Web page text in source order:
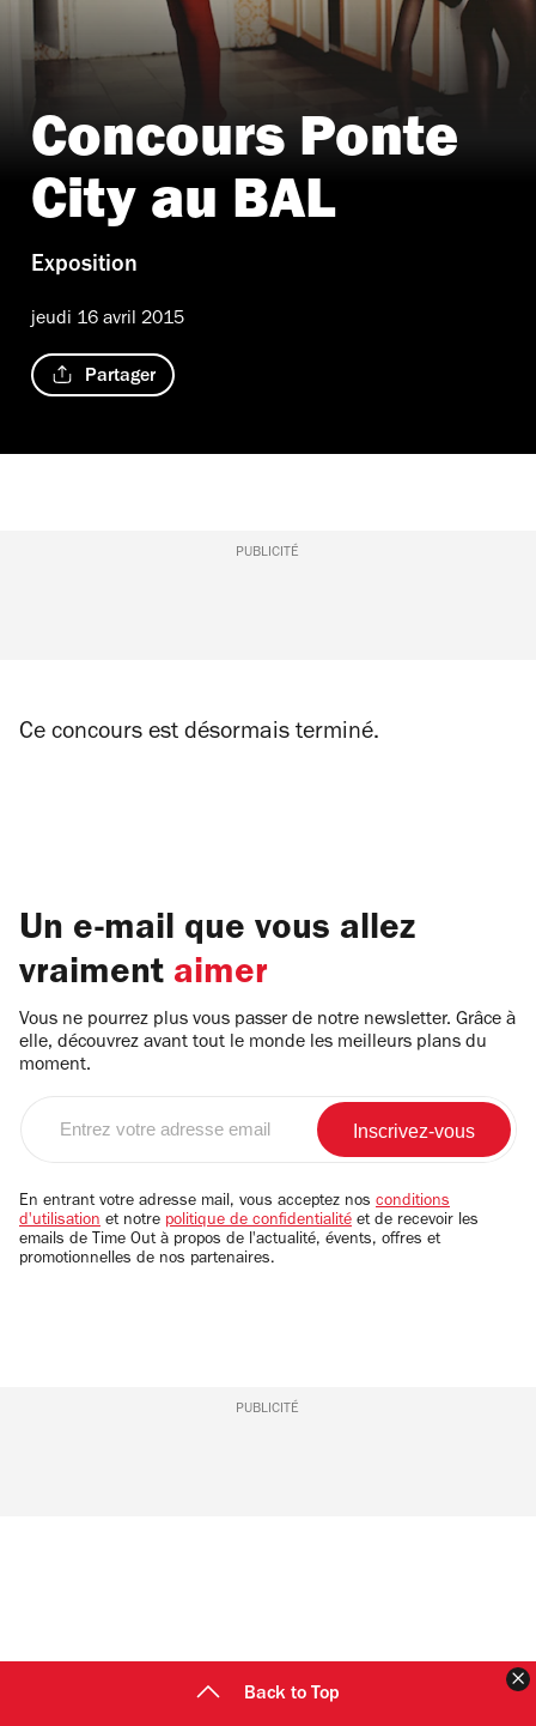
Concours Ponte
City au BAL
Exposition
jeudi 16 avril 2015
Partager
PUBLICITÉ
Ce concours est désormais terminé.
Un e-mail que vous allez
vraiment aimer
Vous ne pourrez plus vous passer de notre newsletter. Grâce à
elle, découvrez avant tout le monde les meilleurs plans du
moment.
email
En entrant votre adresse mail, vous acceptez nos conditions
d'utilisation et notre politique de confidentialité et de recevoir les
emails de Time Out à propos de l'actualité, évents, offres et
promotionnelles de nos partenaires.
PUBLICITÉ
Back to Top